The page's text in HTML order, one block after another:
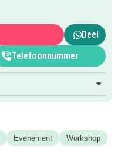
Deel
Telefoonnummer
Evenement
Workshop